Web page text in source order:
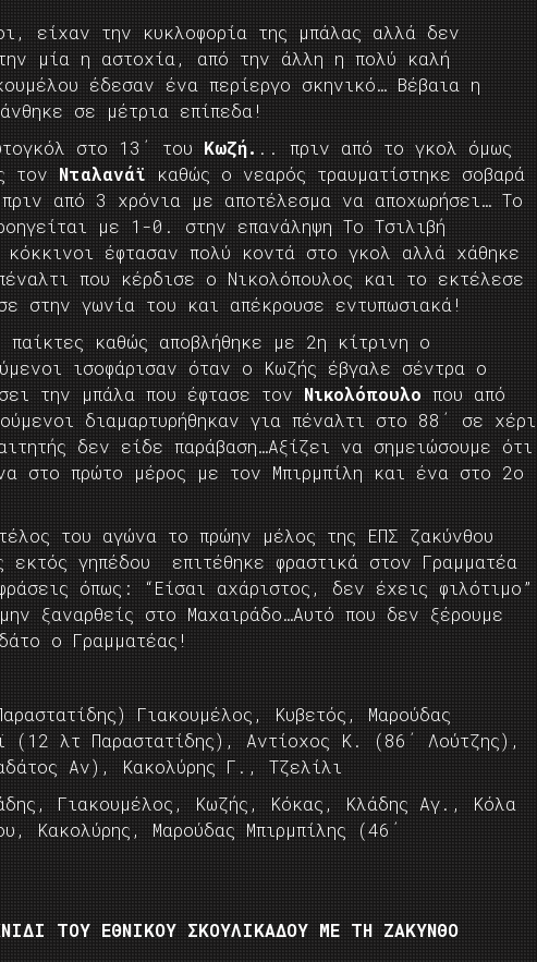
είχαν την κυκλοφορία της μπάλας αλλά δεν
μία η αστοχία, από την άλλη η πολύ καλή
έδεσαν ένα περίεργο σκηνικό… Βέβαια η
σε μέτρια επίπεδα!
στο 13΄ του Κωζή. .. πριν από το γκολ όμως
τον Νταλανάϊ καθώς ο νεαρός τραυματίστηκε σοβαρά
από 3 χρόνια με αποτέλεσμα να αποχωρήσει… Το
με 1-0. στην επανάληψη Το Τσιλιβή
έφτασαν πολύ κοντά στο γκολ αλλά χάθηκε
που κέρδισε ο Νικολόπουλος και το εκτέλεσε
στην γωνία του και απέκρουσε εντυπωσιακά!
καθώς αποβλήθηκε με 2η κίτρινη ο
ισοφάρισαν όταν ο Κωζής έβγαλε σέντρα ο
την μπάλα που έφτασε τον Νικολόπουλο που από
διαμαρτυρήθηκαν για πέναλτι στο 88΄ σε χέρι
δεν είδε παράβαση…Αξίζει να σημειώσουμε ότι
στο πρώτο μέρος με τον Μπιρμπίλη και ένα στο 2ο
του αγώνα το πρώην μέλος της ΕΠΣ ζακύνθου
εκτός γηπέδου επιτέθηκε φραστικά στον Γραμματέα
όπως: “Eίσαι αχάριστος, δεν έχεις φιλότιμο”
ξαναρθείς στο Μαχαιράδο…Αυτό που δεν ξέρουμε
ο Γραμματέας!
Γιακουμέλος, Κυβετός, Μαρούδας
(12 λτ Παραστατίδης), Αντίοχος Κ. (86΄ Λούτζης),
Αν), Κακολύρης Γ., Τζελίλι
Γιακουμέλος, Κωζής, Κόκας, Κλάδης Αγ., Κόλα
Κακολύρης, Μαρούδας Μπιρμπίλης (46΄
ΤΟΥ ΕΘΝΙΚΟΥ ΣΚΟΥΛΙΚΑΔΟΥ ΜΕ ΤΗ ΖΑΚΥΝΘΟ